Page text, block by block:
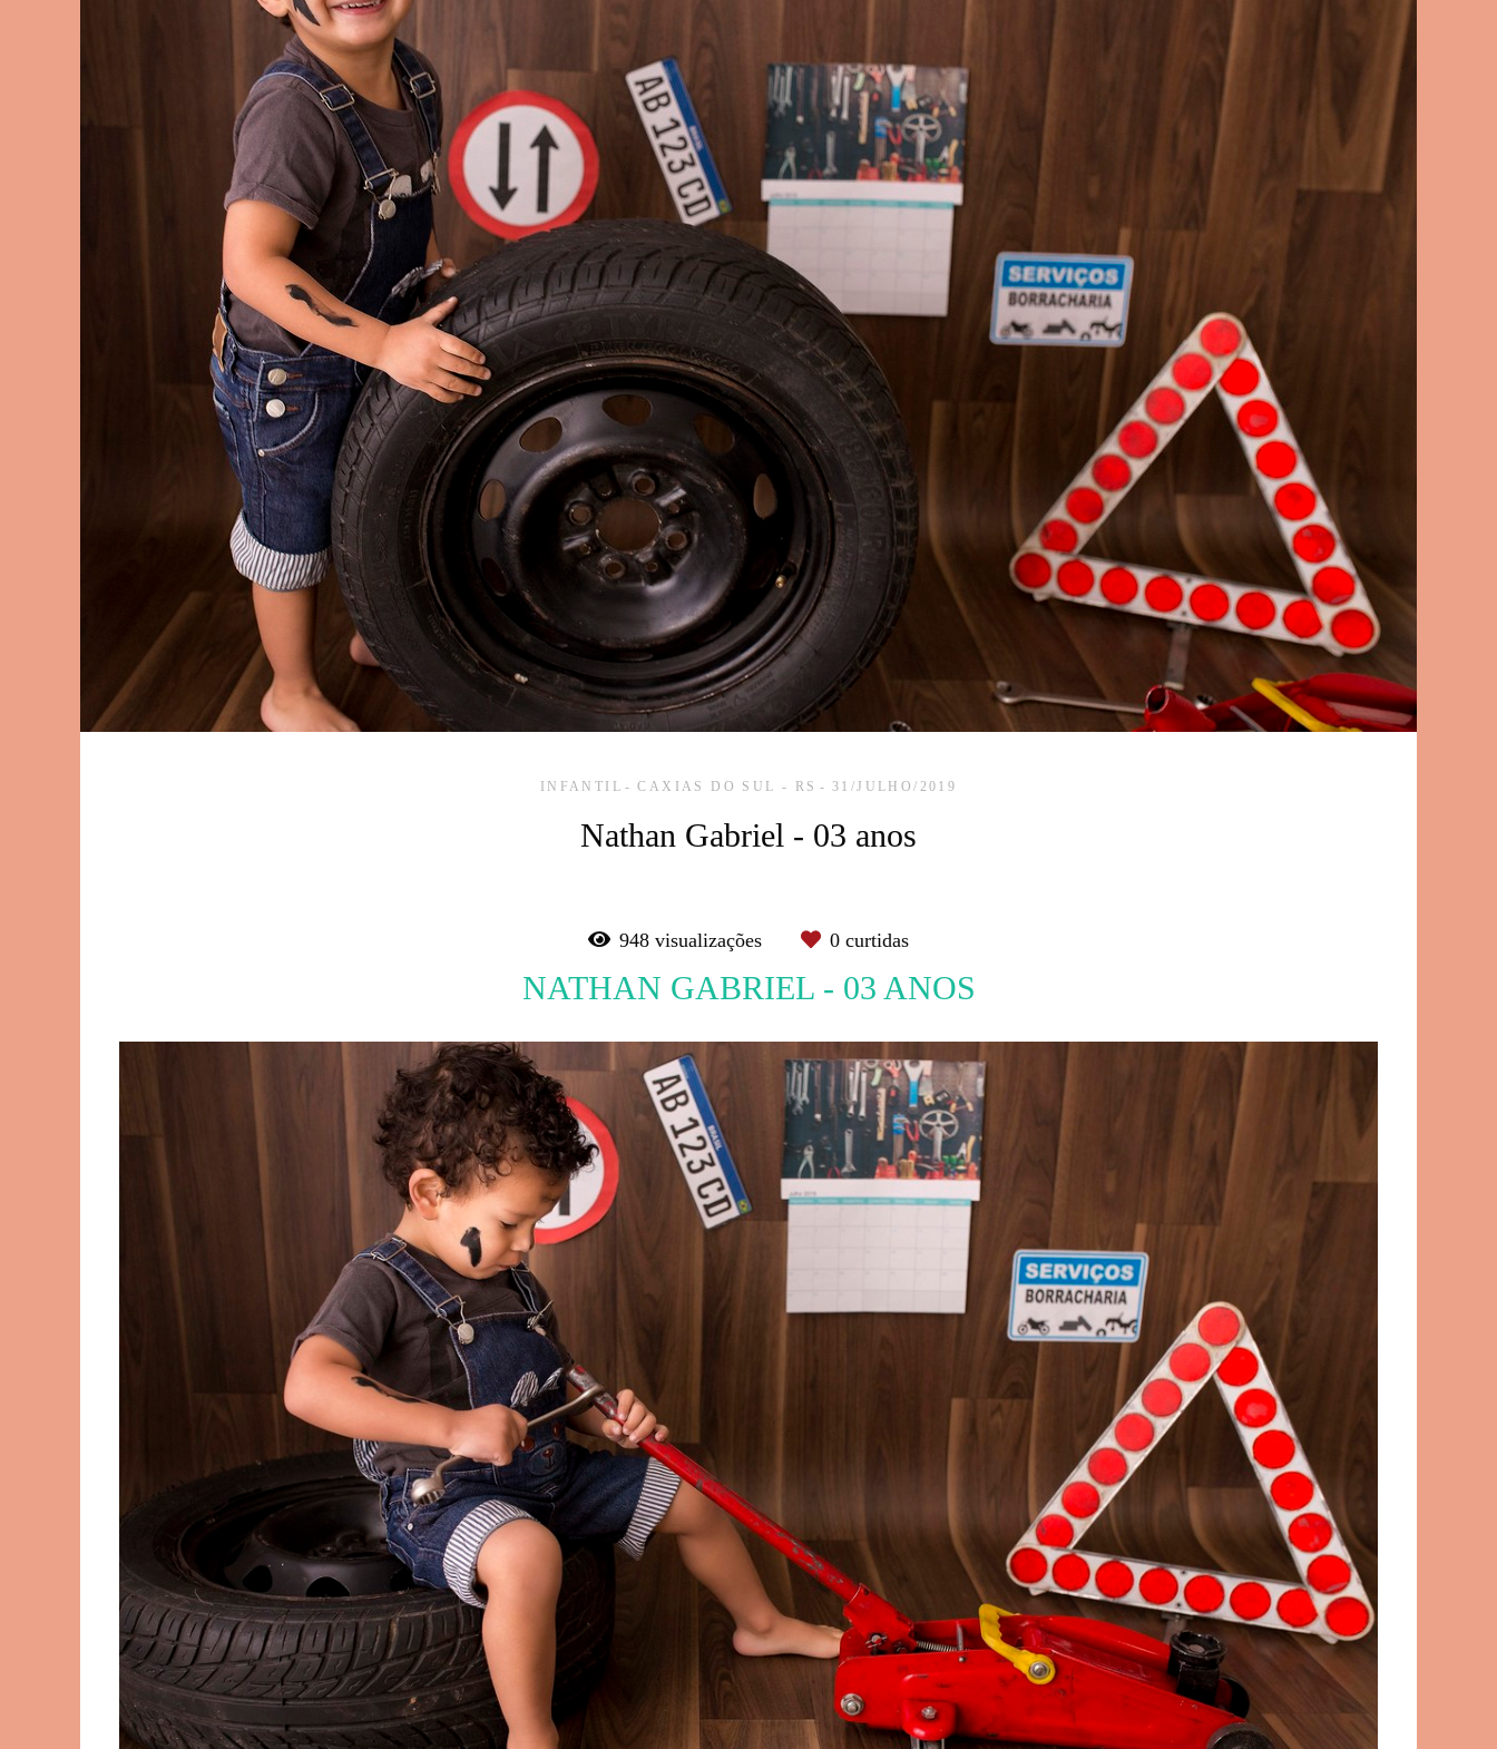
INFANTIL CAXIAS DO SUL - RS 31/JULHO/2019
Nathan Gabriel - 03 anos
948 visualizações 0 curtidas
NATHAN GABRIEL - 03 ANOS